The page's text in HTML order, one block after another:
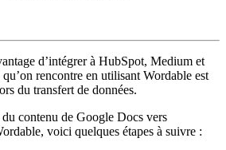
d’intégrer à HubSpot, Medium et
rencontre en utilisant Wordable est
du transfert de données.
contenu de Google Docs vers
voici quelques étapes à suivre :